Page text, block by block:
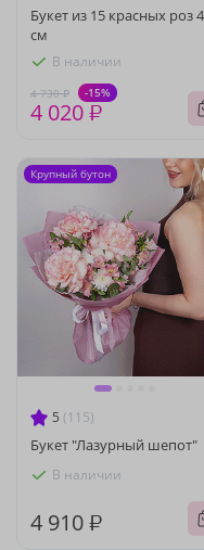
Букет из 15 красных роз
см
В наличии
4 730 ₽ -15%
4 020 ₽
5 (115)
Букет "Лазурный шепот"
В наличии
4 910 ₽
Крупный бутон